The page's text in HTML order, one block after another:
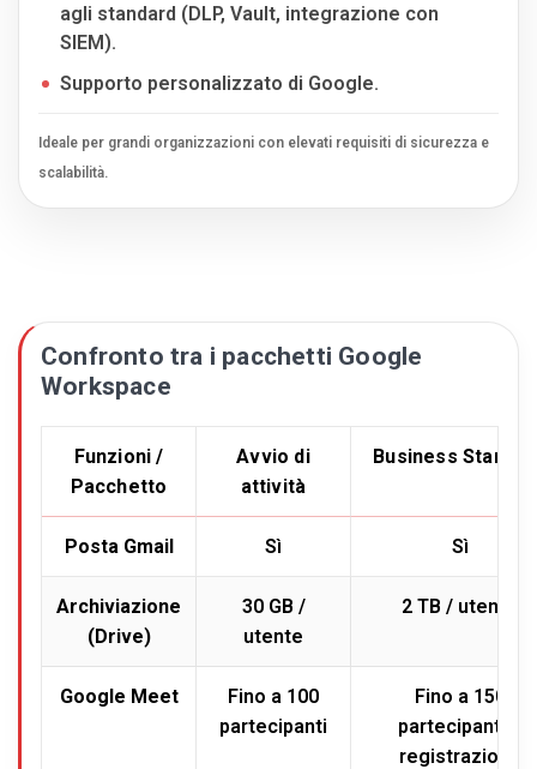
agli standard (DLP, Vault, integrazione con
SIEM).
Supporto personalizzato di Google.
Ideale per grandi organizzazioni con elevati requisiti di sicurezza e
scalabilità.
Confronto tra i pacchetti Google
Workspace
Funzioni /
Pacchetto
Avvio di
attività
Business
Posta Gmail Sì Sì
Archiviazione
(Drive)
30 GB /
utente
2 TB / utente
Google Meet
Fino a 100
partecipanti
Fino a 150
partecipanti +
registrazione